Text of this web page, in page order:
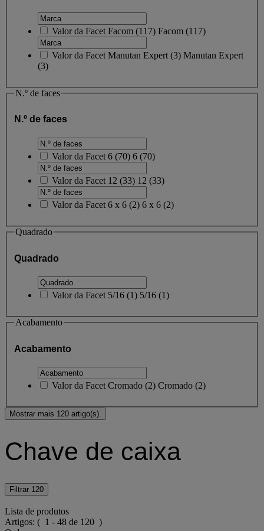
Valor da Facet Facom (117) Facom (117)
Valor da Facet Manutan Expert (3) Manutan Expert
(3)
N.º de faces
N.º de faces
Valor da Facet 6 (70) 6 (70)
Valor da Facet 12 (33) 12 (33)
Valor da Facet 6 x 6 (2) 6 x 6 (2)
Quadrado
Quadrado
Valor da Facet 5/16 (1) 5/16 (1)
Acabamento
Acabamento
Valor da Facet Cromado (2) Cromado (2)
Mostrar mais 120 artigo(s).
Chave de caixa
Filtrar 120
Lista de produtos
Artigos: ( 1 - 48 de 120 )